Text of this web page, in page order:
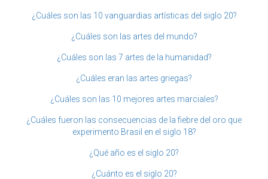
¿Cuáles son las 10 vanguardias artísticas del siglo 20?
¿Cuáles son las artes del mundo?
¿Cuáles son las 7 artes de la humanidad?
¿Cuáles eran las artes griegas?
¿Cuáles son las 10 mejores artes marciales?
¿Cuáles fueron las consecuencias de la fiebre del oro que
experimento Brasil en el siglo 18?
¿Qué año es el siglo 20?
¿Cuánto es el siglo 20?